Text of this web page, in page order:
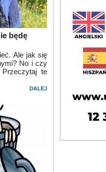
będę
Ale jak się
No i czy
te
DALEJ